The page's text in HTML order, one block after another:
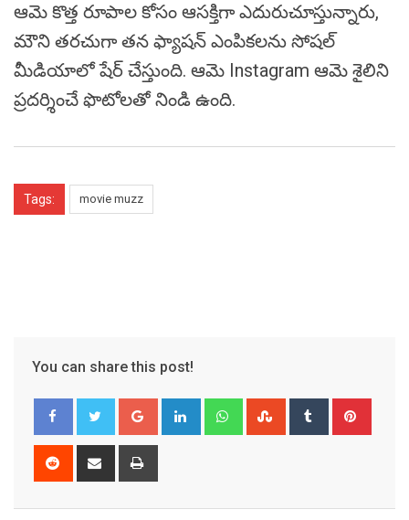
ఆమె కొత్త రూపాల కోసం ఆసక్తిగా ఎదురుచూస్తున్నారు,
మౌని తరచుగా తన ఫ్యాషన్ ఎంపికలను సోషల్
మీడియాలో షేర్ చేస్తుంది. ఆమె Instagram ఆమె శైలిని
ప్రదర్శించే ఫొటోలతో నిండి ఉంది.
Tags: movie muzz
You can share this post!
Google+ LinkedIn WhatsappStumbleUpon
Tumblr
Reddit
Share